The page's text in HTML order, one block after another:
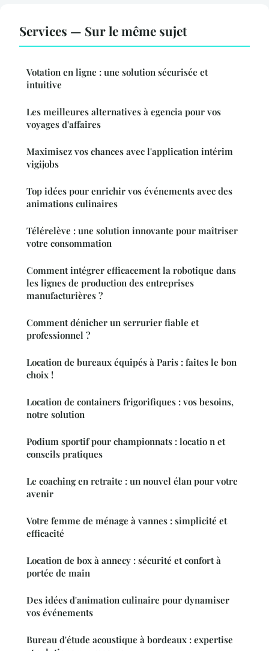
Services — Sur le même sujet
Votation en ligne : une solution sécurisée et
intuitive
Les meilleures alternatives à egencia pour vos
voyages d'affaires
Maximisez vos chances avec l'application intérim
vigijobs
Top idées pour enrichir vos événements avec des
animations culinaires
Télérelève : une solution innovante pour maîtriser
votre consommation
Comment intégrer efficacement la robotique dans
les lignes de production des entreprises
manufacturières ?
Comment dénicher un serrurier fiable et
professionnel ?
Location de bureaux équipés à Paris : faites le bon
choix !
Location de containers frigorifiques : vos besoins,
notre solution
Podium sportif pour championnats : locatio n et
conseils pratiques
Le coaching en retraite : un nouvel élan pour votre
avenir
Votre femme de ménage à vannes : simplicité et
efficacité
Location de box à annecy : sécurité et confort à
portée de main
Des idées d'animation culinaire pour dynamiser
vos événements
Bureau d'étude acoustique à bordeaux : expertise